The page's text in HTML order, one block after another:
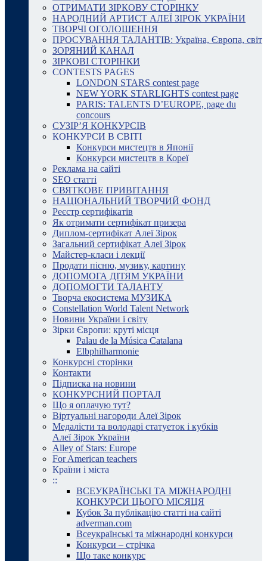
ОТРИМАТИ ЗІРКОВУ СТОРІНКУ
НАРОДНИЙ АРТИСТ АЛЕЇ ЗІРОК УКРАЇНИ
ТВОРЧІ ОГОЛОШЕННЯ
ПРОСУВАННЯ ТАЛАНТІВ: Україна, Європа, світ
ЗОРЯНИЙ КАНАЛ
ЗІРКОВІ СТОРІНКИ
CONTESTS PAGES
LONDON STARS contest page
NEW YORK STARLIGHTS contest page
PARIS: TALENTS D’EUROPE, page du
concours
СУЗІР’Я КОНКУРСІВ
КОНКУРСИ В СВІТІ
Конкурси мистецтв в Японії
Конкурси мистецтв в Кореї
Реклама на сайті
SEO статті
СВЯТКОВЕ ПРИВІТАННЯ
НАЦІОНАЛЬНИЙ ТВОРЧИЙ ФОНД
Реєстр сертифікатів
Як отримати сертифікат призера
Диплом-сертифікат Алеї Зірок
Загальний сертифікат Алеї Зірок
Майстер-класи і лекції
Продати пісню, музику, картину
ДОПОМОГА ДІТЯМ УКРАЇНИ
ДОПОМОГТИ ТАЛАНТУ
Творча екосистема МУЗИКА
Constellation World Talent Network
Новини України і світу
Зірки Європи: круті місця
Palau de la Música Catalana
Elbphilharmonie
Конкурсні сторінки
Контакти
Підписка на новини
КОНКУРСНИЙ ПОРТАЛ
Що я оплачую тут?
Віртуальні нагороди Алеї Зірок
Медалісти та володарі статуеток і кубків
Алеї Зірок України
Alley of Stars: Europe
For American teachers
Країни і міста
::
ВСЕУКРАЇНСЬКІ ТА МІЖНАРОДНІ
КОНКУРСИ ЦЬОГО МІСЯЦЯ
Кубок За публікацію статті на сайті
adverman.com
Всеукраїнські та міжнародні конкурси
Конкурси – стрічка
Що таке конкурс